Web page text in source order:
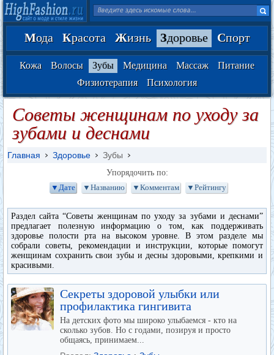
Мода Красота Жизнь Здоровье Спорт
Кожа Волосы Зубы Медицина Массаж
Питание
Физиотерапия
Психология
Советы женщинам по уходу за
зубами и деснами
Главная Здоровье Зубы
Упорядочить по:
▼Дате
▼Названию ▼Комментам ▼Рейтингу
Раздел сайта “Советы женщинам по уходу за зубами и деснами”
предлагает полезную информацию о том, как поддерживать
здоровье полости рта на высоком уровне. В этом разделе мы
собрали советы, рекомендации и инструкции, которые помогут
женщинам сохранить свои зубы и десны здоровыми, крепкими и
красивыми.
Секреты здоровой улыбки или
профилактика гингивита
На детских фото мы широко улыбаемся - кто на
сколько зубов. Но с годами, позируя и просто
общаясь, принимаем...